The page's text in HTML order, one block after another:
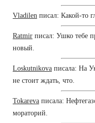
Vladilen писал: Какой-то
Ratmir писал: Ушко тебе
новый.
Loskutnikova писала: На
не стоит ждать, что.
Tokareva писала:
мораторий.